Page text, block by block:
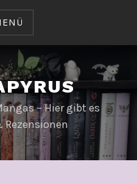
– Hier gibt es